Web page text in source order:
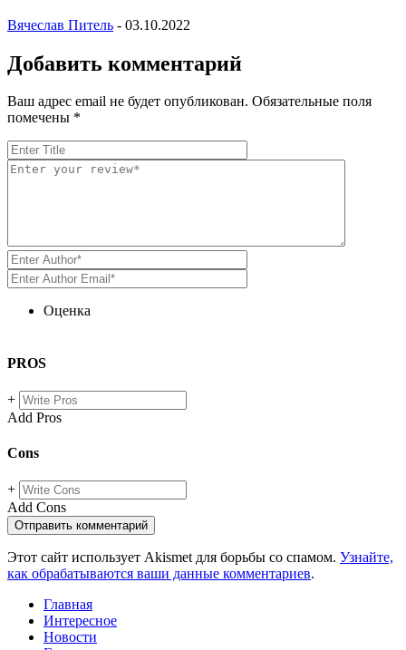
Вячеслав Питель - 03.10.2022
Добавить комментарий
Ваш адрес email не будет опубликован. Обязательные поля
помечены *
Оценка
PROS
+
Add Pros
Cons
+
Add Cons
Этот сайт использует Akismet для борьбы со спамом. Узнайте,
как обрабатываются ваши данные комментариев.
Главная
Интересное
Новости